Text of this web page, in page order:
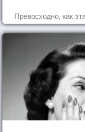
Превосходно, как